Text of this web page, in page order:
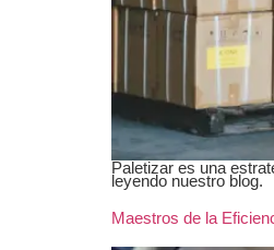
Paletizar es una
leyendo nuestro blog.
Maestros de la